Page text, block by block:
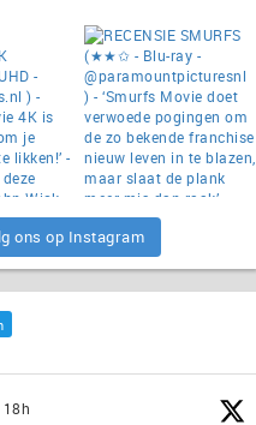
ons op Instagram
18h